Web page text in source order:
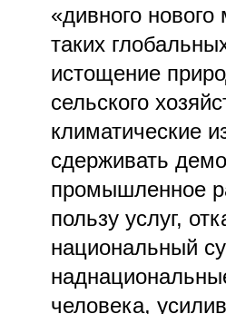
«дивного
таких
истощение
сельского
климатические
сдерживать
промышленное
пользу услуг,
национальный
человека,